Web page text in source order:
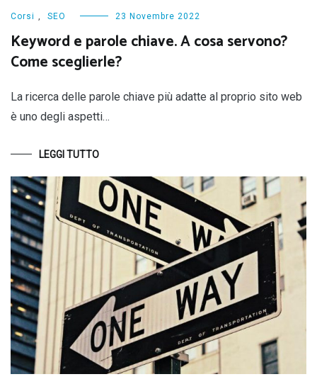
Corsi , SEO 23 Novembre 2022
Keyword e parole chiave. A cosa servono?
Come sceglierle?
La ricerca delle parole chiave più adatte al proprio sito web
è uno degli aspetti…
LEGGI TUTTO